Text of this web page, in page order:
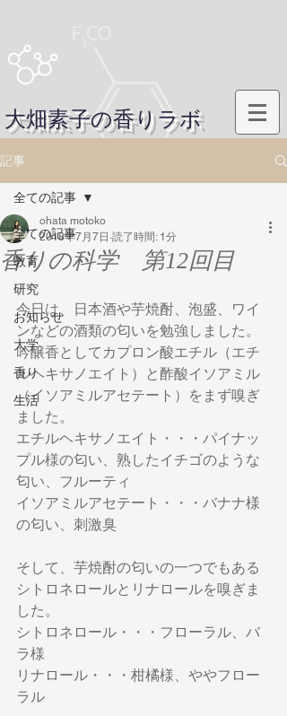
大畑素子の香りラボ
記事
全ての記事
教育
研究
お知らせ
大学
香り
生活
全ての記事
香りの科学 第12回目
ohata motoko
2018年7月7日 読了時間: 1分
今日は、日本酒や芋焼酎、泡盛、ワイ
ンなどの酒類の匂いを勉強しました。
吟醸香としてカプロン酸エチル（エチ
ルヘキサノエイト）と酢酸イソアミル
（イソアミルアセテート）をまず嗅ぎ
ました。
エチルヘキサノエイト・・・パイナッ
プル様の匂い、熟したイチゴのような
匂い、フルーティ
イソアミルアセテート・・・バナナ様
の匂い、刺激臭
そして、芋焼酎の匂いの一つでもある
シトロネロールとリナロールを嗅ぎま
した。
シトロネロール・・・フローラル、バ
ラ様
リナロール・・・柑橘様、ややフロー
ラル